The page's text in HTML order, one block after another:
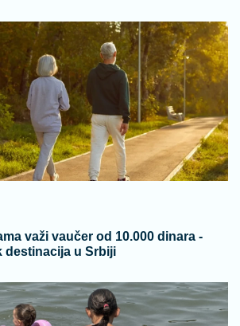
važi vaučer od 10.000 dinara -
destinacija u Srbiji